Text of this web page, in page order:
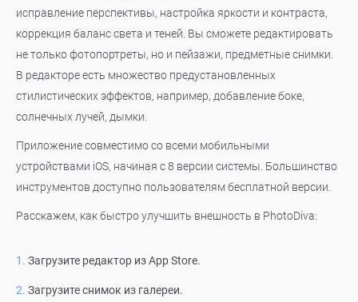
исправление перспективы, настройка яркости и контраста,
коррекция баланс света и теней. Вы сможете редактировать
не только фотопортреты, но и пейзажи, предметные снимки.
В редакторе есть множество предустановленных
стилистических эффектов, например, добавление боке,
солнечных лучей, дымки.
Приложение совместимо со всеми мобильными
устройствами iOS, начиная с 8 версии системы. Большинство
инструментов доступно пользователям бесплатной версии.
Расскажем, как быстро улучшить внешность в PhotoDiva:
Загрузите редактор из App Store.
Загрузите снимок из галереи.